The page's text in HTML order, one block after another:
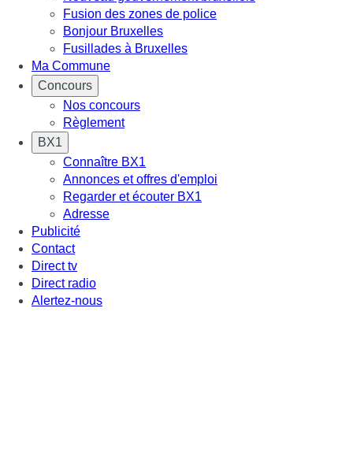
Fusion des zones de police
Bonjour Bruxelles
Fusillades à Bruxelles
Ma Commune
Concours
Nos concours
Règlement
BX1
Connaître BX1
Annonces et offres d'emploi
Regarder et écouter BX1
Adresse
Publicité
Contact
Direct tv
Direct radio
Alertez-nous